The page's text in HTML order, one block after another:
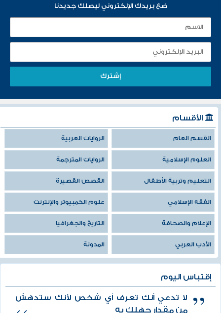
ضع بريدك الإلكتروني ليصلك جديدنا
الأقسام
القسم العام الروايات العربية
العلوم الإسلامية الروايات المترجمة
التعليم وتربية الأطفال القصص القصيرة
الفقه الإسلامي علوم الكمبيوتر والإنترنت
الإعلام والصحافة التاريخ والجغرافيا
الأدب العربي المدونة
إقتباس اليوم
لا تدعي أنك تعرف أي شخص لأنك ستدهش
من مقدار جهلك به